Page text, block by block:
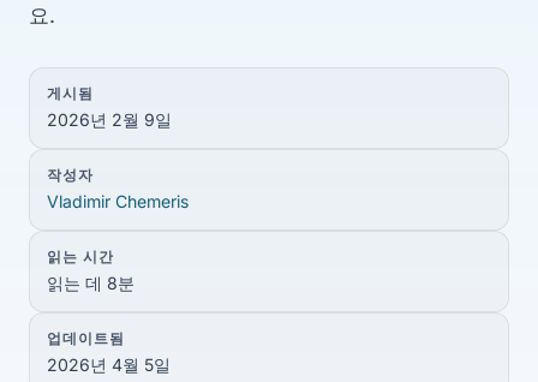
요.
게시됨
2026년 2월 9일
작성자
Vladimir Chemeris
읽는 시간
읽는 데 8분
업데이트됨
2026년 4월 5일